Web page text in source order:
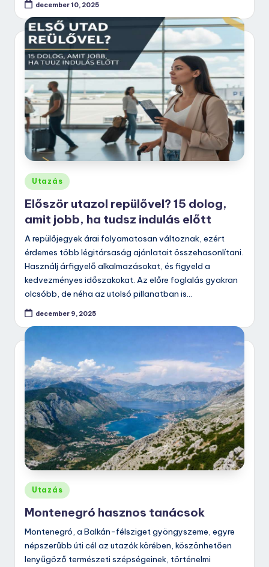
december 10, 2025
Posted
in
Utazás
Először utazol repülővel? 15 dolog,
amit jobb, ha tudsz indulás előtt
A repülőjegyek árai folyamatosan változnak, ezért
érdemes több légitársaság ajánlatait összehasonlítani.
Használj árfigyelő alkalmazásokat, és figyeld a
kedvezményes időszakokat. Az előre foglalás gyakran
olcsóbb, de néha az utolsó pillanatban is…
december 9, 2025
Posted
in
Utazás
Montenegró hasznos tanácsok
Montenegró, a Balkán-félsziget gyöngyszeme, egyre
népszerűbb úti cél az utazók körében, köszönhetően
lenyűgöző természeti szépségeinek, történelmi